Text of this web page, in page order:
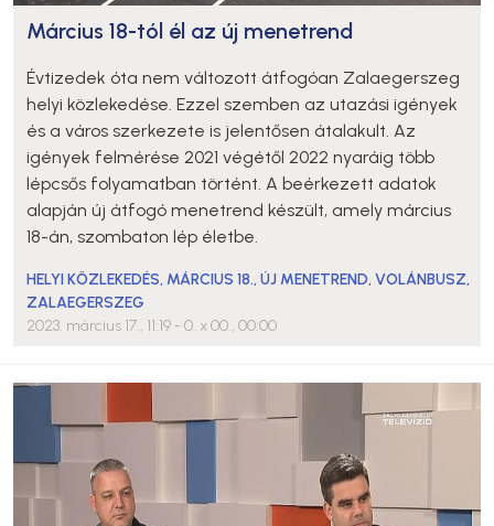
Március 18-tól él az új menetrend
Évtizedek óta nem változott átfogóan Zalaegerszeg
helyi közlekedése. Ezzel szemben az utazási igények
és a város szerkezete is jelentősen átalakult. Az
igények felmérése 2021 végétől 2022 nyaráig több
lépcsős folyamatban történt. A beérkezett adatok
alapján új átfogó menetrend készült, amely március
18-án, szombaton lép életbe.
HELYI KÖZLEKEDÉS, MÁRCIUS 18.,ÚJ MENETREND,VOLÁNBUSZ,
ZALAEGERSZEG
2023. március 17., 11:19 - 0. x 00., 00:00